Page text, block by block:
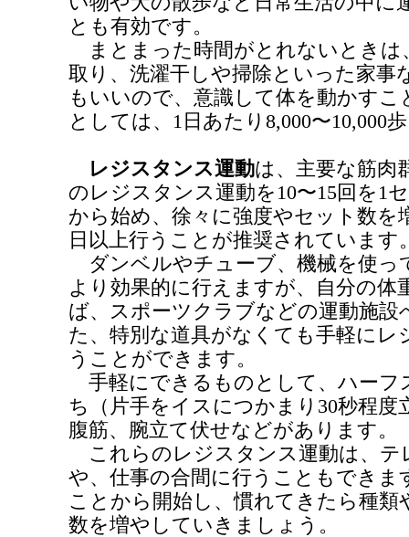
とも有効です。
まとまった時間がとれないときは
取り、洗濯干しや掃除といった家事
もいいので、意識して体を動かすこ
としては、1日あたり8,000〜10,000
レジスタンス運動は、主要な筋肉
のレジスタンス運動を10〜15回を1
から始め、徐々に強度やセット数を
日以上行うことが推奨されています
ダンベルやチューブ、機械を使っ
より効果的に行えますが、自分の体
ば、スポーツクラブなどの運動施設
た、特別な道具がなくても手軽にレ
うことができます。
手軽にできるものとして、ハーフ
ち（片手をイスにつかまり30秒程度
腹筋、腕立て伏せなどがあります。
これらのレジスタンス運動は、テ
や、仕事の合間に行うこともできま
ことから開始し、慣れてきたら種類
数を増やしていきましょう。